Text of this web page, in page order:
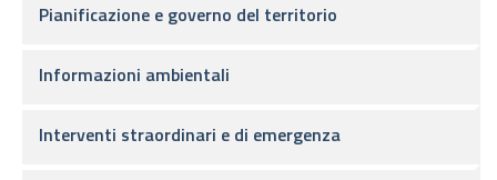
Pianificazione e governo del territorio
Informazioni ambientali
Interventi straordinari e di emergenza